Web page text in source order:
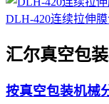
DLH-420连续拉伸
汇尔真空包
按真空包装机械